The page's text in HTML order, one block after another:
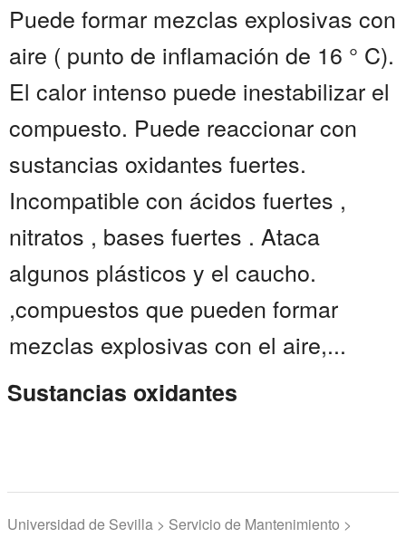
Puede formar mezclas explosivas con
aire ( punto de inflamación de 16 ° C).
El calor intenso puede inestabilizar el
compuesto. Puede reaccionar con
sustancias oxidantes fuertes.
Incompatible con ácidos fuertes ,
nitratos , bases fuertes . Ataca
algunos plásticos y el caucho.
,compuestos que pueden formar
mezclas explosivas con el aire,...
Sustancias oxidantes
Universidad de Sevilla > Servicio de Mantenimiento >